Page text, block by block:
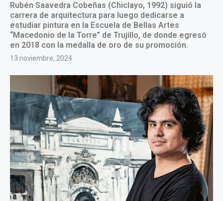
Rubén Saavedra Cobeñas (Chiclayo, 1992) siguió la
carrera de arquitectura para luego dedicarse a
estudiar pintura en la Escuela de Bellas Artes
“Macedonio de la Torre” de Trujillo, de donde egresó
en 2018 con la medalla de oro de su promoción.
13 noviembre, 2024